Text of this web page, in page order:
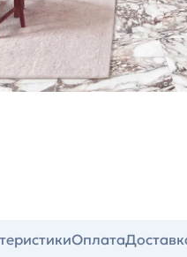
Оплата